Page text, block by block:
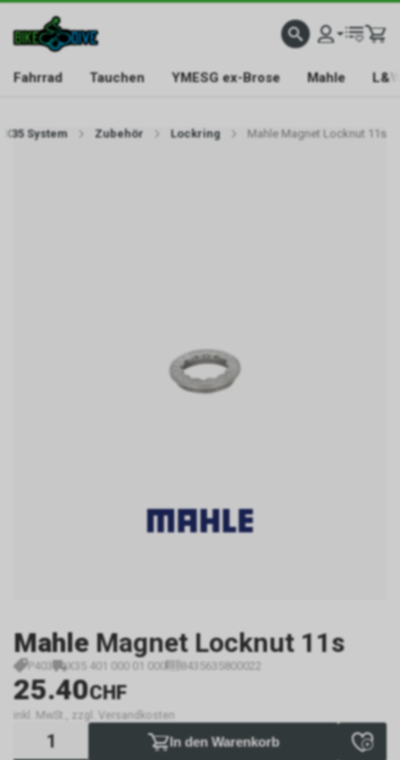
Fahrrad Tauchen YMESG ex-Brose Mahle
X35 System Zubehör Lockring Mahle Magnet Locknut 11s
Mahle Magnet Locknut 11s
P403 X35 401 000 01 000 8435635800022
25.40CHF
inkl. MwSt., zzgl. Versandkosten
In den Warenkorb